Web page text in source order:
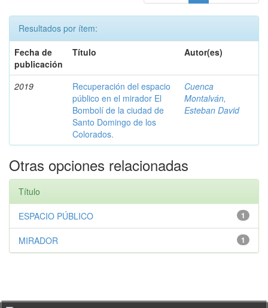
Resultados por ítem:
Fecha de
publicación
Título Autor(es)
2019
Recuperación del espacio
público en el mirador El
Bombolí de la ciudad de
Santo Domingo de los
Colorados.
Cuenca
Montalván,
Esteban David
Otras opciones relacionadas
Título
1
ESPACIO PÚBLICO
1
MIRADOR